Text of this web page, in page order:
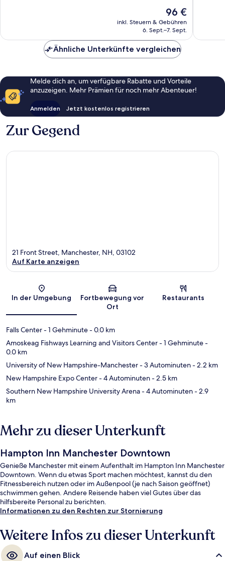
Bewertungen
Der
Preis
beträgt
96 €
inkl. Steuern & Gebühren
6. Sept.–7. Sept.
Ähnliche Unterkünfte vergleichen
Melde dich an, um verfügbare Rabatte und Vorteile
anzuzeigen. Mehr Prämien für noch mehr Abenteuer!
Anmelden Jetzt kostenlos registrieren
Zur Gegend
Karte
21 Front Street, Manchester, NH, 03102
Auf Karte anzeigen
In der Umgebung
Fortbewegung vor
Ort
Restaurants
Falls Center- 1 Gehminute- 0.0 km
Amoskeag Fishways Learning and Visitors Center- 1 Gehminute-
0.0 km
University of New Hampshire-Manchester- 3 Autominuten- 2.2 km
New Hampshire Expo Center- 4 Autominuten- 2.5 km
Southern New Hampshire University Arena- 4 Autominuten- 2.9
km
Mehr zu dieser Unterkunft
Hampton Inn Manchester Downtown
Genieße Manchester mit einem Aufenthalt im Hampton Inn Manchester
Downtown. Wenn du etwas Sport machen möchtest, kannst du den
Fitnessbereich nutzen oder im Außenpool (je nach Saison geöffnet)
schwimmen gehen. Andere Reisende haben viel Gutes über das
hilfsbereite Personal zu berichten.
Informationen zu den Rechten zur Stornierung
Weitere Infos zu dieser Unterkunft
Auf einen Blick